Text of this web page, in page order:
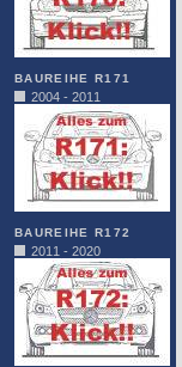
BAUREIHE R171
2004 - 2011
BAUREIHE R172
2011 - 2020